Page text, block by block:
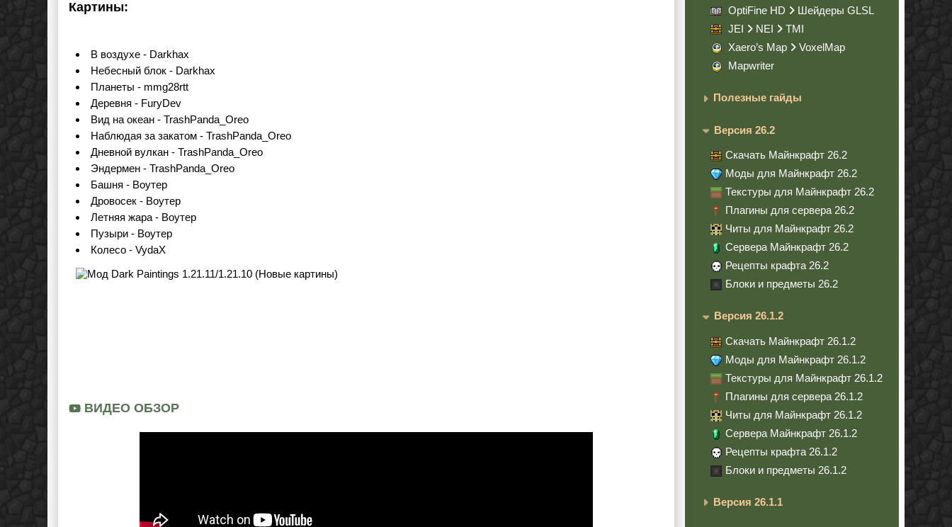
Картины:
В воздухе - Darkhax
Небесный блок - Darkhax
Планеты - mmg28rtt
Деревня - FuryDev
Вид на океан - TrashPanda_Oreo
Наблюдая за закатом - TrashPanda_Oreo
Дневной вулкан - TrashPanda_Oreo
Эндермен - TrashPanda_Oreo
Башня - Воутер
Дровосек - Воутер
Летняя жара - Воутер
Пузыри - Воутер
Колесо - VydaX
ВИДЕО ОБЗОР
OptiFine HD
Шейдеры GLSL
JEI
NEI
TMI
Xaero’s Map
VoxelMap
Mapwriter
Полезные гайды
Версия 26.2
Скачать Майнкрафт 26.2
Моды для Майнкрафт 26.2
Текстуры для Майнкрафт 26.2
Плагины для сервера 26.2
Читы для Майнкрафт 26.2
Сервера Майнкрафт 26.2
Рецепты крафта 26.2
Блоки и предметы 26.2
Версия 26.1.2
Скачать Майнкрафт 26.1.2
Моды для Майнкрафт 26.1.2
Текстуры для Майнкрафт 26.1.2
Плагины для сервера 26.1.2
Читы для Майнкрафт 26.1.2
Сервера Майнкрафт 26.1.2
Рецепты крафта 26.1.2
Блоки и предметы 26.1.2
Версия 26.1.1